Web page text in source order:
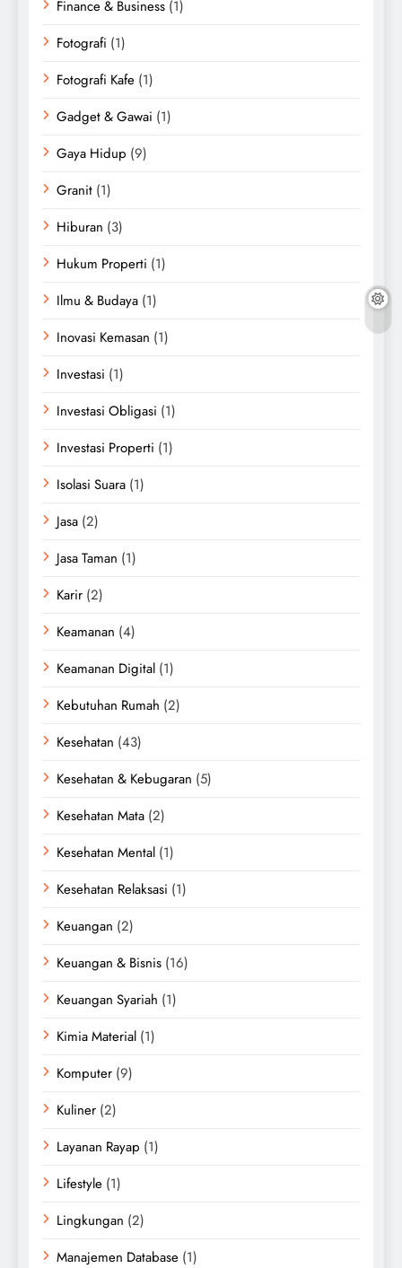
Finance & Business (1)
Fotografi (1)
Fotografi Kafe (1)
Gadget & Gawai (1)
Gaya Hidup (9)
Granit (1)
Hiburan (3)
Hukum Properti (1)
Ilmu & Budaya (1)
Inovasi Kemasan (1)
Investasi (1)
Investasi Obligasi (1)
Investasi Properti (1)
Isolasi Suara (1)
Jasa (2)
Jasa Taman (1)
Karir (2)
Keamanan (4)
Keamanan Digital (1)
Kebutuhan Rumah (2)
Kesehatan (43)
Kesehatan & Kebugaran (5)
Kesehatan Mata (2)
Kesehatan Mental (1)
Kesehatan Relaksasi (1)
Keuangan (2)
Keuangan & Bisnis (16)
Keuangan Syariah (1)
Kimia Material (1)
Komputer (9)
Kuliner (2)
Layanan Rayap (1)
Lifestyle (1)
Lingkungan (2)
Manajemen Database (1)